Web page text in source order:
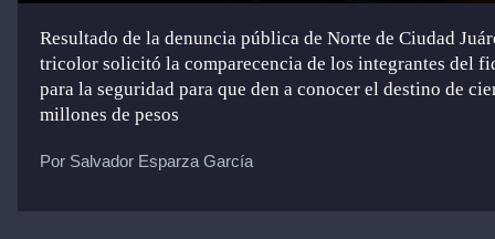
Resultado de la denuncia pública de Norte de Ciudad
tricolor solicitó la comparecencia de los integrantes del
para la seguridad para que den a conocer el destino de
millones de pesos
Por Salvador Esparza García